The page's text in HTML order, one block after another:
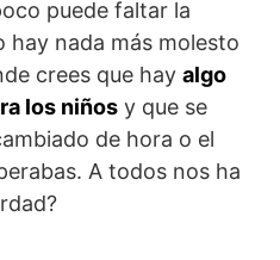
puede faltar la
hay nada más molesto
crees que hay algo
los niños y que se
de hora o el
A todos nos ha